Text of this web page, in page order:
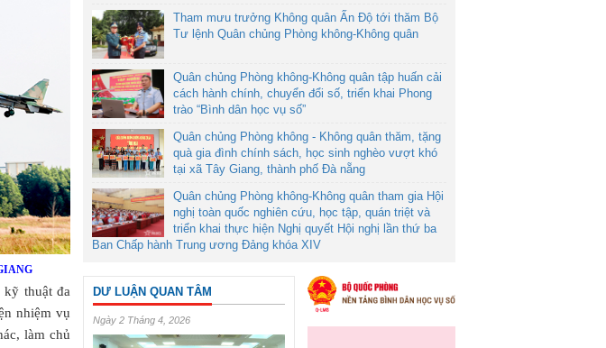
kỹ thuật đa
nhiệm vụ
làm chủ
Tham mưu trưởng Không quân Ấn Độ tới thăm Bộ
Tư lệnh Quân chủng Phòng không-Không quân
Quân chủng Phòng không-Không quân tập huấn cải
cách hành chính, chuyển đổi số, triển khai Phong
trào “Bình dân học vụ số”
Quân chủng Phòng không - Không quân thăm, tặng
quà gia đình chính sách, học sinh nghèo vượt khó
tại xã Tây Giang, thành phố Đà nẵng
Quân chủng Phòng không-Không quân tham gia Hội
nghị toàn quốc nghiên cứu, học tập, quán triệt và
triển khai thực hiện Nghị quyết Hội nghị lần thứ ba
Ban Chấp hành Trung ương Đảng khóa XIV
DƯ LUẬN QUAN TÂM
Ngày 2 Tháng 4, 2026